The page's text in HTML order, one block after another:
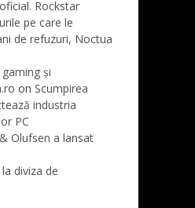
Rockstar
pe care le
de refuzuri, Noctua
și
on Scumpirea
industria
PC
Olufsen a lansat
diviza de